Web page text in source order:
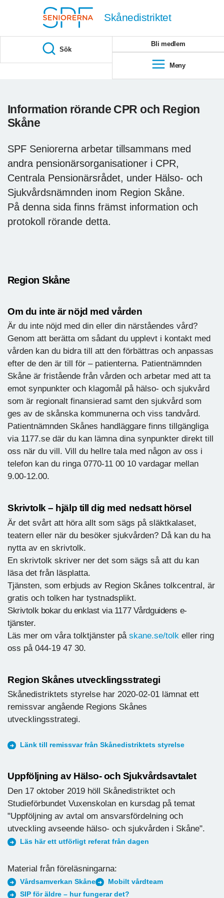
Skånedistriktet
Sök
Bli medlem
Meny
Information rörande CPR och Region
Skåne
SPF Seniorerna arbetar tillsammans med
andra pensionärsorganisationer i CPR,
Centrala Pensionärsrådet, under Hälso- och
Sjukvårdsnämnden inom Region Skåne.
På denna sida finns främst information och
protokoll rörande detta.
Region Skåne
Om du inte är nöjd med vården
Är du inte nöjd med din eller din närståendes vård?
Genom att berätta om sådant du upplevt i kontakt med
vården kan du bidra till att den förbättras och anpassas
efter de den är till för – patienterna. Patientnämnden
Skåne är fristående från vården och arbetar med att ta
emot synpunkter och klagomål på hälso- och sjukvård
som är regionalt finansierad samt den sjukvård som
ges av de skånska kommunerna och viss tandvård.
Patientnämnden Skånes handläggare finns tillgängliga
via 1177.se där du kan lämna dina synpunkter direkt till
oss när du vill. Vill du hellre tala med någon av oss i
telefon kan du ringa 0770-11 00 10 vardagar mellan
9.00-12.00.
Skrivtolk – hjälp till dig med nedsatt hörsel
Är det svårt att höra allt som sägs på släktkalaset,
teatern eller när du besöker sjukvården? Då kan du ha
nytta av en skrivtolk.
En skrivtolk skriver ner det som sägs så att du kan
läsa det från läsplatta.
Tjänsten, som erbjuds av Region Skånes tolkcentral, är
gratis och tolken har tystnadsplikt.
Skrivtolk bokar du enklast via 1177 Vårdguidens e-
tjänster.
Läs mer om våra tolktjänster på skane.se/tolk eller ring
oss på 044-19 47 30.
Region Skånes utvecklingsstrategi
Skånedistriktets styrelse har 2020-02-01 lämnat ett
remissvar angående Regions Skånes
utvecklingsstrategi.
Länk till remissvar från Skånedistriktets styrelse
Uppföljning av Hälso- och Sjukvårdsavtalet
Den 17 oktober 2019 höll Skånedistriktet och
Studieförbundet Vuxenskolan en kursdag på temat
"Uppföljning av avtal om ansvarsfördelning och
utveckling avseende hälso- och sjukvården i Skåne".
Läs här ett utförligt referat från dagen
Material från föreläsningarna:
Vårdsamverkan Skåne
Mobilt vårdteam
SIP för äldre – hur fungerar det?